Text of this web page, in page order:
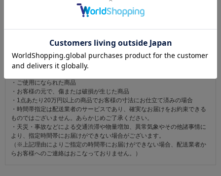
注意事項
お仕立て後、お客様の手元に届いてから30日以内であれば返品可能です。
返品にかかる送料は無料です。
ただし次に該当するものは返品をお受けできません。
・ご使用になられた商品
・お客様の元で、傷または破損が生じた商品
・1点あたり20万円以上の商品でお客様の寸法にお仕立て済みの場合
・時間帯指定は配送業者のサービスであり、確実なお届けをお約束できる
ものではございません。あらかじめご了承ください。
・天災・事故などによる交通渋滞や物量増加、異常気象やその他諸事情に
より、指定時間帯にお届けができない場合がございます。
（※上記理由によりご指定の時間帯にお届けができない場合、配送業者か
らお客様へのご連絡はおこなっておりません。）